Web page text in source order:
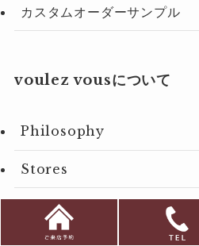
カスタムオーダーサンプル
voulez vousについて
Philosophy
Stores
voulez vous 神戸本店